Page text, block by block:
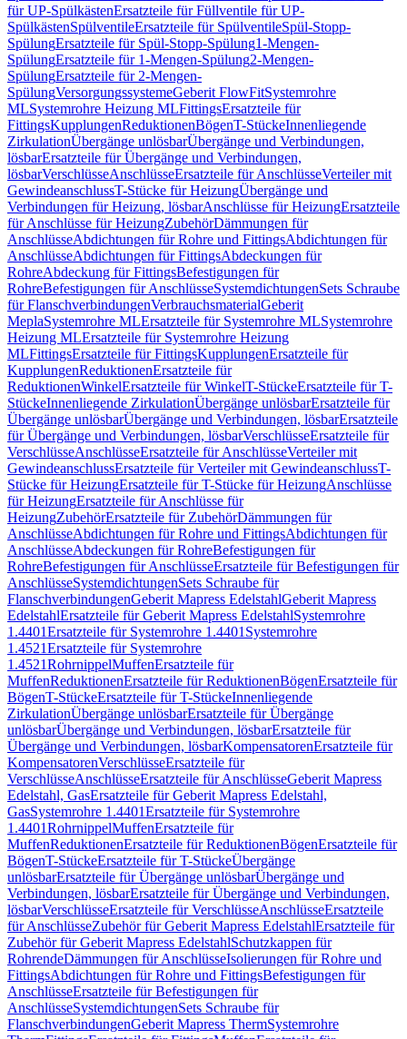
für UP-SpülkästenErsatzteile für Füllventile für UP-
SpülkästenSpülventileErsatzteile für SpülventileSpül-Stopp-
SpülungErsatzteile für Spül-Stopp-Spülung1-Mengen-
SpülungErsatzteile für 1-Mengen-Spülung2-Mengen-
SpülungErsatzteile für 2-Mengen-
SpülungVersorgungssystemeGeberit FlowFitSystemrohre
MLSystemrohre Heizung MLFittingsErsatzteile für
FittingsKupplungenReduktionenBögenT-StückeInnenliegende
ZirkulationÜbergänge unlösbarÜbergänge und Verbindungen,
lösbarErsatzteile für Übergänge und Verbindungen,
lösbarVerschlüsseAnschlüsseErsatzteile für AnschlüsseVerteiler mit
GewindeanschlussT-Stücke für HeizungÜbergänge und
Verbindungen für Heizung, lösbarAnschlüsse für HeizungErsatzteile
für Anschlüsse für HeizungZubehörDämmungen für
AnschlüsseAbdichtungen für Rohre und FittingsAbdichtungen für
AnschlüsseAbdichtungen für FittingsAbdeckungen für
RohreAbdeckung für FittingsBefestigungen für
RohreBefestigungen für AnschlüsseSystemdichtungenSets Schraube
für FlanschverbindungenVerbrauchsmaterialGeberit
MeplaSystemrohre MLErsatzteile für Systemrohre MLSystemrohre
Heizung MLErsatzteile für Systemrohre Heizung
MLFittingsErsatzteile für FittingsKupplungenErsatzteile für
KupplungenReduktionenErsatzteile für
ReduktionenWinkelErsatzteile für WinkelT-StückeErsatzteile für T-
StückeInnenliegende ZirkulationÜbergänge unlösbarErsatzteile für
Übergänge unlösbarÜbergänge und Verbindungen, lösbarErsatzteile
für Übergänge und Verbindungen, lösbarVerschlüsseErsatzteile für
VerschlüsseAnschlüsseErsatzteile für AnschlüsseVerteiler mit
GewindeanschlussErsatzteile für Verteiler mit GewindeanschlussT-
Stücke für HeizungErsatzteile für T-Stücke für HeizungAnschlüsse
für HeizungErsatzteile für Anschlüsse für
HeizungZubehörErsatzteile für ZubehörDämmungen für
AnschlüsseAbdichtungen für Rohre und FittingsAbdichtungen für
AnschlüsseAbdeckungen für RohreBefestigungen für
RohreBefestigungen für AnschlüsseErsatzteile für Befestigungen für
AnschlüsseSystemdichtungenSets Schraube für
FlanschverbindungenGeberit Mapress EdelstahlGeberit Mapress
EdelstahlErsatzteile für Geberit Mapress EdelstahlSystemrohre
1.4401Ersatzteile für Systemrohre 1.4401 Systemrohre
1.4521Ersatzteile für Systemrohre
1.4521RohrnippelMuffenErsatzteile für
MuffenReduktionenErsatzteile für ReduktionenBögenErsatzteile für
BögenT-StückeErsatzteile für T-StückeInnenliegende
ZirkulationÜbergänge unlösbarErsatzteile für Übergänge
unlösbarÜbergänge und Verbindungen, lösbarErsatzteile für
Übergänge und Verbindungen, lösbarKompensatorenErsatzteile für
KompensatorenVerschlüsseErsatzteile für
VerschlüsseAnschlüsseErsatzteile für AnschlüsseGeberit Mapress
Edelstahl, GasErsatzteile für Geberit Mapress Edelstahl,
GasSystemrohre 1.4401Ersatzteile für Systemrohre
1.4401RohrnippelMuffenErsatzteile für
MuffenReduktionenErsatzteile für ReduktionenBögenErsatzteile für
BögenT-StückeErsatzteile für T-StückeÜbergänge
unlösbarErsatzteile für Übergänge unlösbarÜbergänge und
Verbindungen, lösbarErsatzteile für Übergänge und Verbindungen,
lösbarVerschlüsseErsatzteile für VerschlüsseAnschlüsseErsatzteile
für AnschlüsseZubehör für Geberit Mapress EdelstahlErsatzteile für
Zubehör für Geberit Mapress EdelstahlSchutzkappen für
RohrendeDämmungen für AnschlüsseIsolierungen für Rohre und
FittingsAbdichtungen für Rohre und FittingsBefestigungen für
AnschlüsseErsatzteile für Befestigungen für
AnschlüsseSystemdichtungenSets Schraube für
FlanschverbindungenGeberit Mapress ThermSystemrohre